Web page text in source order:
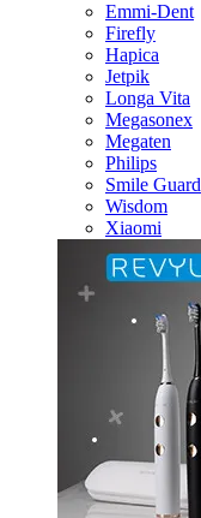
Emmi-Dent
Firefly
Hapica
Jetpik
Longa Vita
Megasonex
Megaten
Philips
Smile Guard
Wisdom
Xiaomi